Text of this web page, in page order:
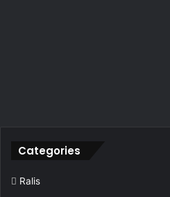
Categories
Ralis